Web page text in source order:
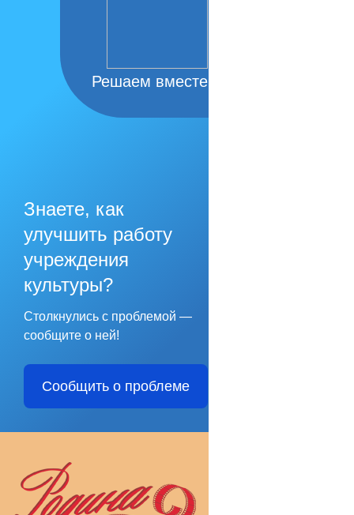
Решаем вместе
Знаете, как
улучшить работу
учреждения
культуры?
Столкнулись с проблемой —
сообщите о ней!
Сообщить о проблеме